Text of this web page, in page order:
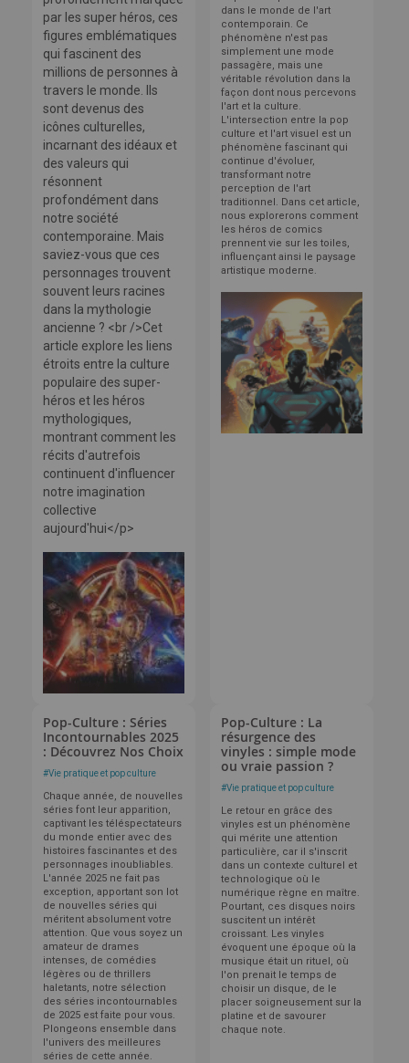
par les super héros, ces
figures emblématiques
qui fascinent des
millions de personnes à
travers le monde. Ils
sont devenus des
icônes culturelles,
incarnant des idéaux et
des valeurs qui
résonnent
profondément dans
notre société
contemporaine. Mais
saviez-vous que ces
personnages trouvent
souvent leurs racines
dans la mythologie
ancienne ? <br />Cet
article explore les liens
étroits entre la culture
populaire des super-
héros et les héros
mythologiques,
montrant comment les
récits d'autrefois
continuent d'influencer
notre imagination
collective
aujourd'hui</p>
dans le monde de l'art
contemporain. Ce
phénomène n'est pas
simplement une mode
passagère, mais une
véritable révolution dans la
façon dont nous percevons
l'art et la culture.
L'intersection entre la pop
culture et l'art visuel est un
phénomène fascinant qui
continue d'évoluer,
transformant notre
perception de l'art
traditionnel. Dans cet article,
nous explorerons comment
les héros de comics
prennent vie sur les toiles,
influençant ainsi le paysage
artistique moderne.
Pop-Culture : Séries
Incontournables 2025
: Découvrez Nos Choix
#Vie pratique et pop culture
Chaque année, de nouvelles
séries font leur apparition,
captivant les téléspectateurs
du monde entier avec des
histoires fascinantes et des
personnages inoubliables.
L'année 2025 ne fait pas
exception, apportant son lot
de nouvelles séries qui
méritent absolument votre
attention. Que vous soyez un
amateur de drames
intenses, de comédies
légères ou de thrillers
haletants, notre sélection
des séries incontournables
de 2025 est faite pour vous.
Plongeons ensemble dans
l'univers des meilleures
séries de cette année.
Pop-Culture : La
résurgence des
vinyles : simple mode
ou vraie passion ?
#Vie pratique et pop culture
Le retour en grâce des
vinyles est un phénomène
qui mérite une attention
particulière, car il s'inscrit
dans un contexte culturel et
technologique où le
numérique règne en maître.
Pourtant, ces disques noirs
suscitent un intérêt
croissant. Les vinyles
évoquent une époque où la
musique était un rituel, où
l'on prenait le temps de
choisir un disque, de le
placer soigneusement sur la
platine et de savourer
chaque note.